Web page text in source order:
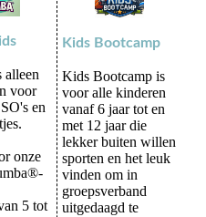
alleen
voor
en
onze
5 tot
Kids Bootcamp
Kids Bootcamp is
voor alle kinderen
vanaf 6 jaar tot en
met 12 jaar die
lekker buiten willen
sporten en het leuk
vinden om in
groepsverband
uitgedaagd te